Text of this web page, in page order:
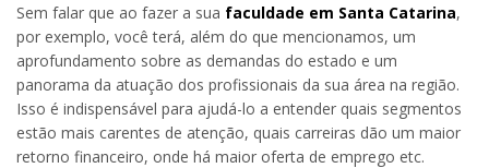
Sem falar que ao fazer a sua faculdade em Santa Catarina,
por exemplo, você terá, além do que mencionamos, um
aprofundamento sobre as demandas do estado e um
panorama da atuação dos profissionais da sua área na região.
Isso é indispensável para ajudá-lo a entender quais segmentos
estão mais carentes de atenção, quais carreiras dão um maior
retorno financeiro, onde há maior oferta de emprego etc.